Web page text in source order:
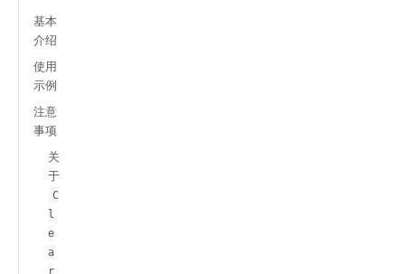
基本
介绍
使用
示例
注意
事项
关
于
C
l
e
a
r